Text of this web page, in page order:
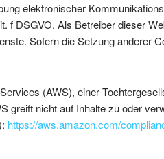
elektronischer
f DSGVO. Als Betreiber dieser
Sofern die Setzung anderer
(AWS), einer
greift nicht auf Inhalte zu oder
https://aws.amazon.com/